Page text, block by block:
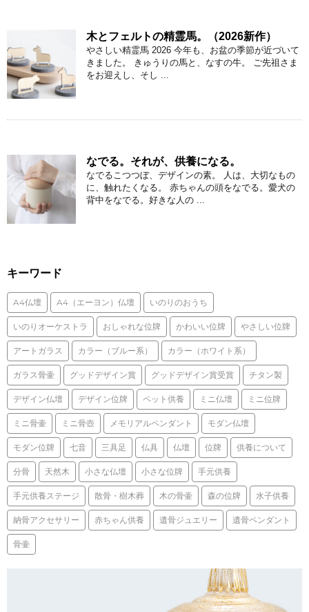
木とフェルトの精霊馬。（2026新作）
やさしい精霊馬 2026 今年も、お盆の季節が近づいて
きました。 きゅうりの馬と、なすの牛。 ご先祖さま
をお迎えし、そし ...
なでる。それが、供養になる。
なでるこつつぼ、デザインの素。 人は、大切なもの
に、触れたくなる。 赤ちゃんの頭をなでる。愛犬の
背中をなでる。好きな人の ...
キーワード
A4仏壇 A4（エーヨン）仏壇 いのりのおうち
いのりオーケストラ おしゃれな位牌 かわいい位牌 やさしい位牌
アートガラス カラー（ブルー系） カラー（ホワイト系）
ガラス骨壷 グッドデザイン賞 グッドデザイン賞受賞 チタン製
デザイン仏壇 デザイン位牌 ペット供養 ミニ仏壇 ミニ位牌
ミニ骨壷 ミニ骨壺 メモリアルペンダント モダン仏壇
モダン位牌 七音 三具足 仏具 仏壇 位牌 供養について
分骨 天然木 小さな仏壇 小さな位牌 手元供養
手元供養ステージ 散骨・樹木葬 木の骨壷 森の位牌 水子供養
納骨アクセサリー 赤ちゃん供養 遺骨ジュエリー 遺骨ペンダント
骨壷